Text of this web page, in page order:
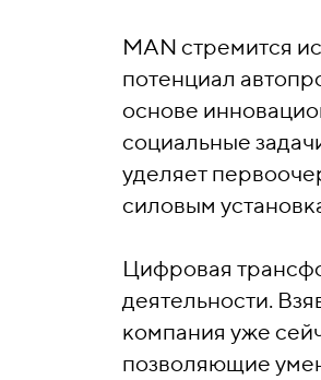
MAN стремится
потенциал
основе
социальные
уделяет
силовым
Цифровая
деятельности.
компания уже
позволяющие